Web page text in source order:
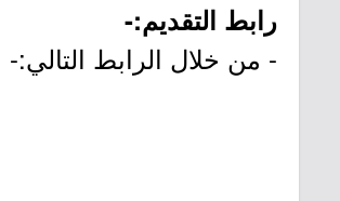
رابط التقديم:-
- من خلال الرابط التالي:-